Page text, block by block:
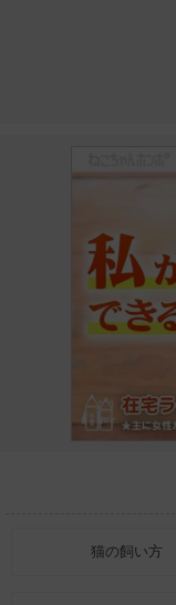
猫の飼い方